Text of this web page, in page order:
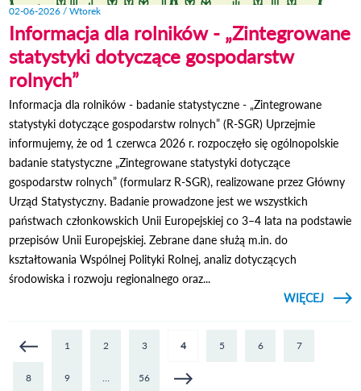
02-06-2026 / Wtorek
Informacja dla rolników - „Zintegrowane
statystyki dotyczące gospodarstw
rolnych”
Informacja dla rolników - badanie statystyczne - „Zintegrowane
statystyki dotyczące gospodarstw rolnych” (R-SGR) Uprzejmie
informujemy, że od 1 czerwca 2026 r. rozpoczęło się ogólnopolskie
badanie statystyczne „Zintegrowane statystyki dotyczące
gospodarstw rolnych” (formularz R-SGR), realizowane przez Główny
Urząd Statystyczny. Badanie prowadzone jest we wszystkich
państwach członkowskich Unii Europejskiej co 3–4 lata na podstawie
przepisów Unii Europejskiej. Zebrane dane służą m.in. do
kształtowania Wspólnej Polityki Rolnej, analiz dotyczących
środowiska i rozwoju regionalnego oraz...
CZYTAJ
WIĘCEJ
O
Strony 1 2 3 4 5 6 7
8 9 56